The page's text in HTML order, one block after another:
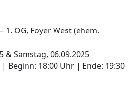
1. OG, Foyer West (ehem.
& Samstag, 06.09.2025
Beginn: 18:00 Uhr | Ende: 19:30